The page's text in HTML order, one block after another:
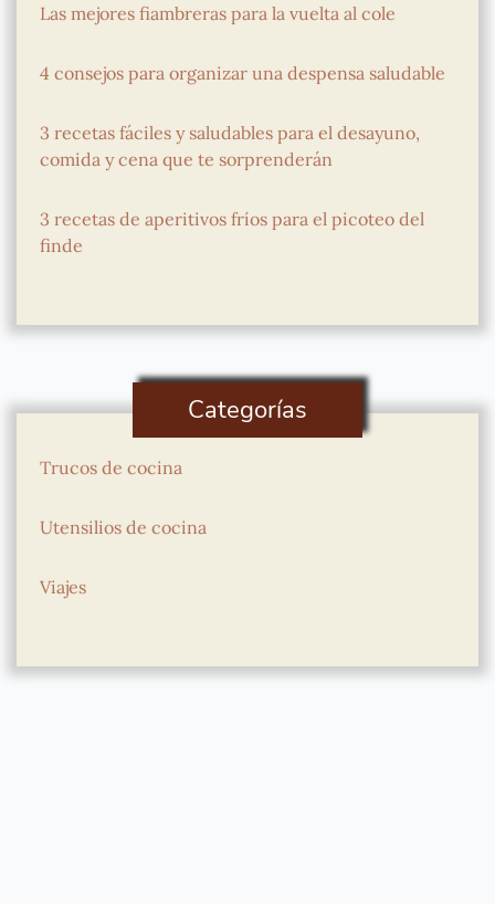
Las mejores fiambreras para la vuelta al cole
4 consejos para organizar una despensa saludable
3 recetas fáciles y saludables para el desayuno,
comida y cena que te sorprenderán
3 recetas de aperitivos fríos para el picoteo del
finde
Categorías
Trucos de cocina
Utensilios de cocina
Viajes